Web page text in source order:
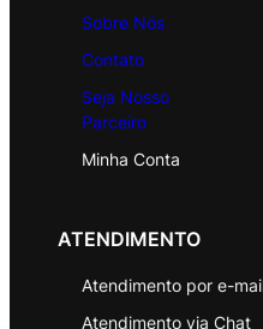
Sobre Nós
Contato
Seja Nosso
Parceiro
Minha Conta
ATENDIMENTO
Atendimento por e-
Atendimento via Chat